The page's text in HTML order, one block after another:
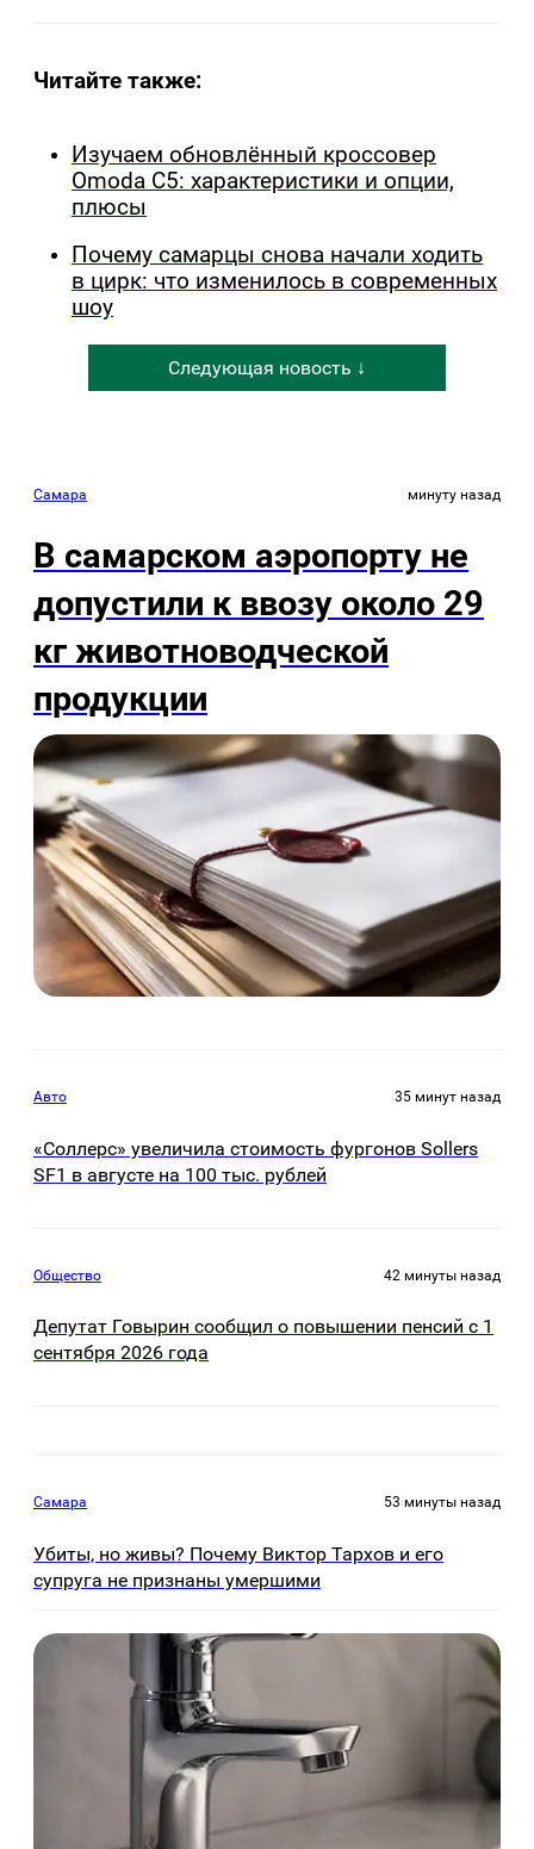
Читайте также:
Изучаем обновлённый кроссовер
Omoda C5: характеристики и опции,
плюсы
Почему самарцы снова начали ходить
в цирк: что изменилось в современных
шоу
Следующая новость ↓
Самара минуту назад
В самарском аэропорту не
допустили к ввозу около 29
кг животноводческой
продукции
Авто 35 минут назад
«Соллерс» увеличила стоимость фургонов Sollers
SF1 в августе на 100 тыс. рублей
Общество 42 минуты назад
Депутат Говырин сообщил о повышении пенсий с 1
сентября 2026 года
Самара 53 минуты назад
Убиты, но живы? Почему Виктор Тархов и его
супруга не признаны умершими